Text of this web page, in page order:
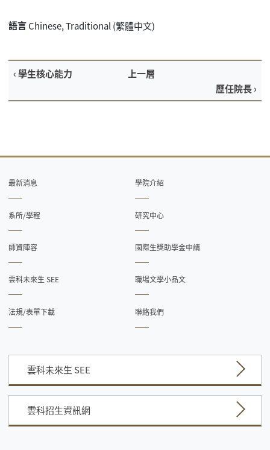
語言Chinese, Traditional (繁體中文)
‹ 學生核心能力
上一層
歷任院長 ›
最新消息 學院介紹
系所/學程 研究中心
師資陣容 國際生獎助學金申請
雲科未來生 SEE 職場文學小品文
法規/表單下載 聯絡我們
雲科未來生 SEE
雲科招生資訊網